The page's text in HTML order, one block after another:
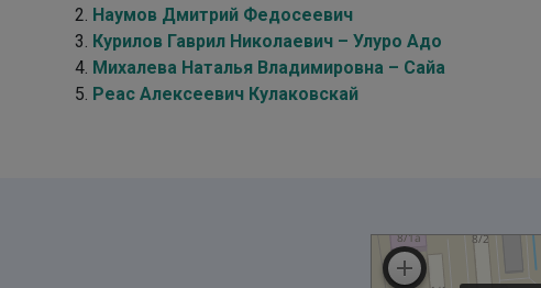
Наумов Дмитрий Федосеевич
Курилов Гаврил Николаевич – Улуро Адо
Михалева Наталья Владимировна – Сайа
Реас Алексеевич Кулаковскай